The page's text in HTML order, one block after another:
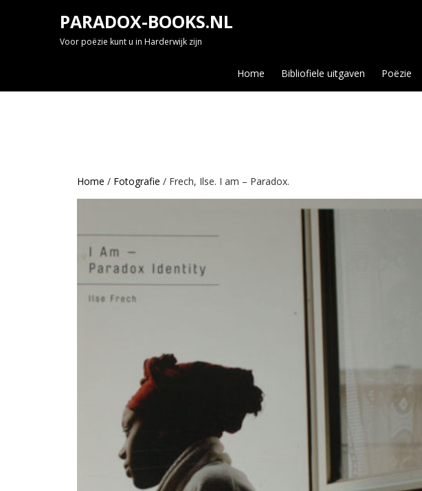
PARADOX-BOOKS.NL
Voor poëzie kunt u in Harderwijk zijn
Home Bibliofiele uitgaven Poëzie
Home / Fotografie / Frech, Ilse. I am – Paradox.